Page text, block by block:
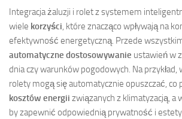
Integracja żaluzji i rolet z systemem
wiele korzyści, które znacząco wpływają na
efektywność energetyczną. Przede
automatyczne dostosowywanie ustawień w
dnia czy warunków pogodowych. Na przykład,
rolety mogą się automatycznie opuszczać, co
kosztów energii związanych z klimatyzacją, a
by zapewnić odpowiednią prywatność i